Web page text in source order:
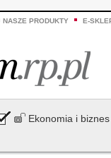
NASZE PRODUKTY E-
Ekonomia i biznes